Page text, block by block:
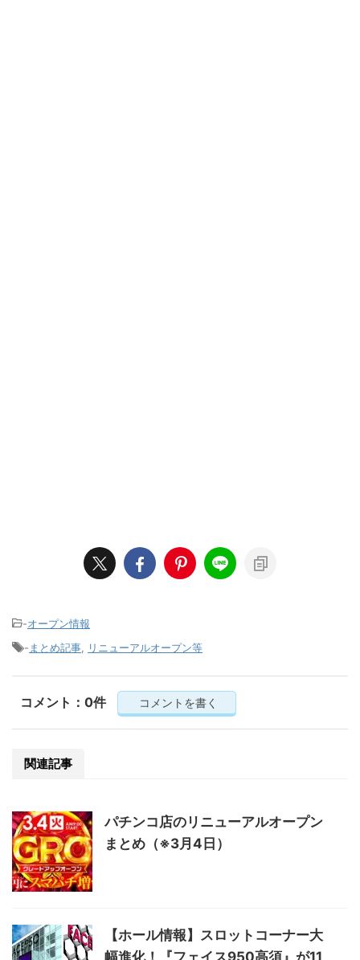
-オープン情報
- まとめ記事 リニューアルオープン等
コメント：0件 コメントを書く
関連記事
パチンコ店のリニューアルオープン
まとめ（※3月4日）
【ホール情報】スロットコーナー大
幅進化！『フェイス950高須』が11